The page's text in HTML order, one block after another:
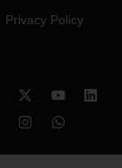
Privacy Policy